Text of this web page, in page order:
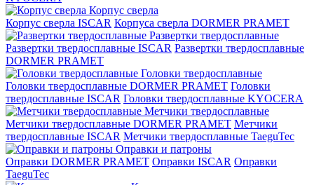
Корпус сверла
Корпус сверла ISCAR Корпуса сверла DORMER PRAMET
Развертки твердосплавные
Развертки твердосплавные ISCAR Развертки твердосплавные
DORMER PRAMET
Головки твердосплавные
Головки твердосплавные DORMER PRAMET Головки
твердосплавные ISCAR Головки твердосплавные KYOCERA
Метчики твердосплавные
Метчики твердосплавные DORMER PRAMET Метчики
твердосплавные ISCAR Метчики твердосплавные TaeguTec
Оправки и патроны
Оправки DORMER PRAMET Оправки ISCAR Оправки
TaeguTec